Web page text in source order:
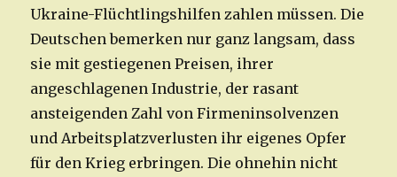
Ukraine-Flüchtlingshilfen zahlen müssen. Die
Deutschen bemerken nur ganz langsam, dass
sie mit gestiegenen Preisen, ihrer
angeschlagenen Industrie, der rasant
ansteigenden Zahl von Firmeninsolvenzen
und Arbeitsplatzverlusten ihr eigenes Opfer
für den Krieg erbringen. Die ohnehin nicht